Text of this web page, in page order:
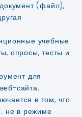
(файл),
учебные
опросы, тесты и
для
сайта.
в том, что
не в режиме